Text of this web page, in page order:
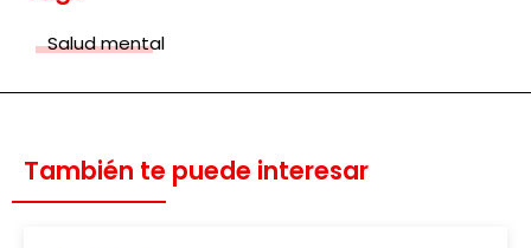
Salud mental
También te puede interesar